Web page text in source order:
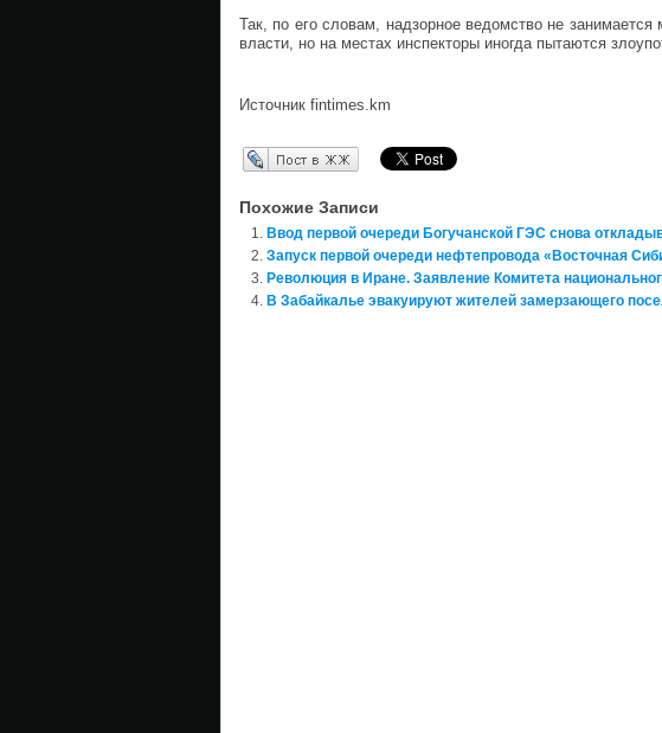
Так, по его словам, надзорное ведомство не
власти, но на местах инспекторы иногда пытаются
Источник fintimes.km
Перепост в ЖЖ
Похожие Записи
Ввод первой очереди Богучанской ГЭС снова
Запуск первой очереди нефтепровода «Восточная
Революция в Иране. Заявление Комитета
В Забайкалье эвакуируют жителей замерзающего